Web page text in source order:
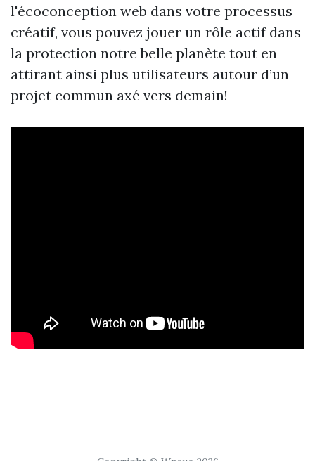
l'écoconception web dans votre processus
créatif, vous pouvez jouer un rôle actif dans
la protection notre belle planète tout en
attirant ainsi plus utilisateurs autour d’un
projet commun axé vers demain!